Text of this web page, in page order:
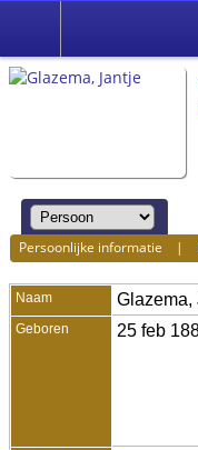
Persoonlijke informatie |
Naam Glazema,
Geboren 25 feb